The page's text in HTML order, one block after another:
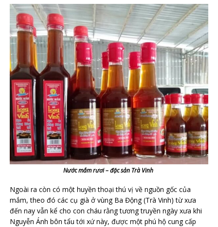
Nước mắm rươi – đặc sản Trà Vinh
Ngoài ra còn có một huyền thoại thú vị về nguồn gốc của
mắm, theo đó các cụ già ở vùng Ba Động (Trà Vinh) từ xưa
đến nay vẫn kể cho con cháu rằng tương truyền ngày xưa khi
Nguyễn Ánh bôn tẩu tới xứ này, được một phú hộ cung cấp